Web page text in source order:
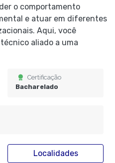
o comportamento
e atuar em diferentes
Aqui, você
aliado a uma
Certificação
Bacharelado
Localidades